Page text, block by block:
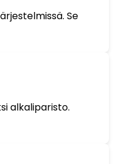
Se
alkaliparisto.